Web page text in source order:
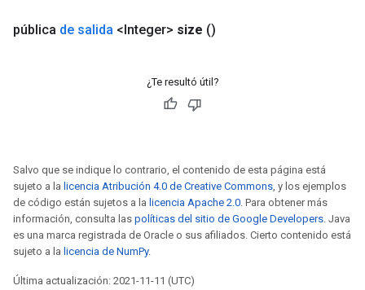
pública de salida <Integer> size ()
¿Te resultó útil?
Salvo que se indique lo contrario, el contenido de esta página está
sujeto a la licencia Atribución 4.0 de Creative Commons, y los ejemplos
de código están sujetos a la licencia Apache 2.0. Para obtener más
información, consulta las políticas del sitio de Google Developers. Java
es una marca registrada de Oracle o sus afiliados. Cierto contenido está
sujeto a la licencia de NumPy.
Última actualización: 2021-11-11 (UTC)